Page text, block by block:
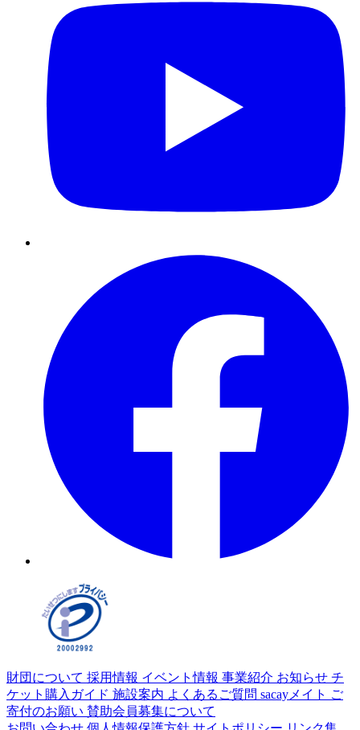
財団について 採用情報 イベント情報 事業紹介 お知らせ チ
ケット購入ガイド 施設案内 よくあるご質問 sacayメイト ご
寄付のお願い 賛助会員募集について